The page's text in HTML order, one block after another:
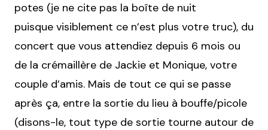
potes (je ne cite pas la boîte de nuit
puisque visiblement ce n’est plus votre truc), du
concert que vous attendiez depuis 6 mois ou
de la crémaillère de Jackie et Monique, votre
couple d’amis. Mais de tout ce qui se passe
après ça, entre la sortie du lieu à bouffe/picole
(disons-le, tout type de sortie tourne autour de